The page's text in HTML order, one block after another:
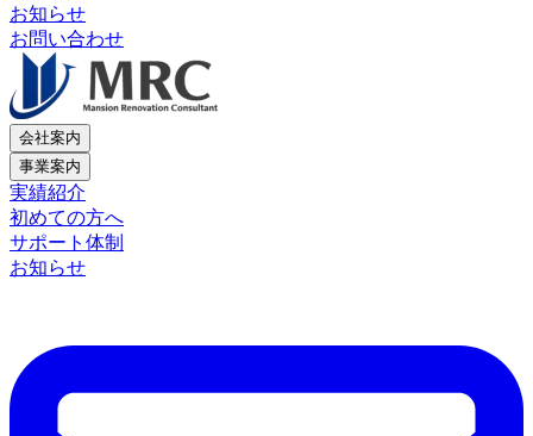
お知らせ
お問い合わせ
会社案内
事業案内
実績紹介
初めての方へ
サポート体制
お知らせ